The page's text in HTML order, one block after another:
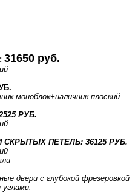
31650 руб.
моноблок+наличник плоский
РУБ.
ПЕТЕЛЬ: 36125 РУБ.
двери с глубокой фрезеровкой
углами.